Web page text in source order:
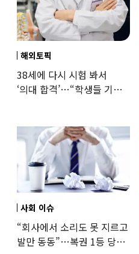
해외토픽
38세에 다시 시험 봐서
‘의대 합격’…“학생들 기회
사회 이슈
“회사에서 소리도 못 지르고
발만 동동”…복권 1등 당첨